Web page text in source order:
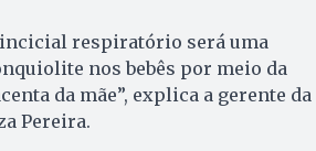
respiratório será uma
nos bebês por meio da
da mãe”, explica a gerente da
Pereira.